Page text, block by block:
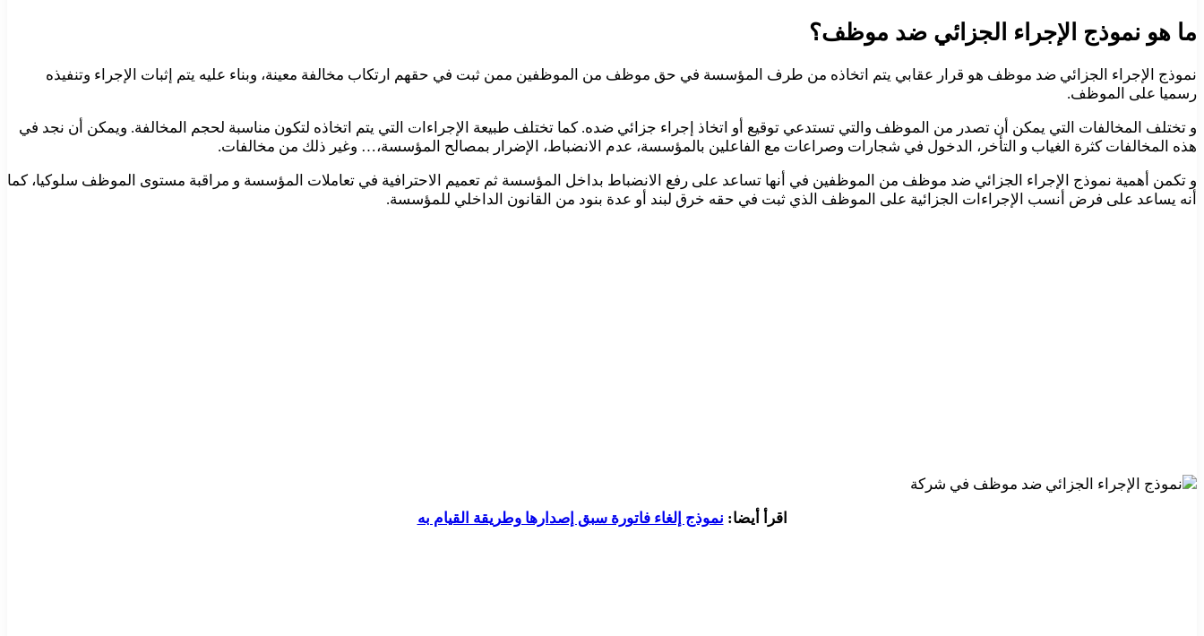
ما هو نموذج الإجراء الجزائي ضد موظف؟
نموذج الإجراء الجزائي ضد موظف هو قرار عقابي يتم اتخاذه من طرف المؤسسة في حق موظف من الموظفين ممن ثبت في حقهم ارتكاب مخالفة معينة، وبناء عليه يتم إثبات الإجراء وتنفيذه
رسميا على الموظف.
و تختلف المخالفات التي يمكن أن تصدر من الموظف والتي تستدعي توقيع أو اتخاذ إجراء جزائي ضده. كما تختلف طبيعة الإجراءات التي يتم اتخاذه لتكون مناسبة لحجم المخالفة. ويمكن أن نجد في
هذه المخالفات كثرة الغياب و التأخر، الدخول في شجارات وصراعات مع الفاعلين بالمؤسسة، عدم الانضباط، الإضرار بمصالح المؤسسة،… وغير ذلك من مخالفات.
و تكمن أهمية نموذج الإجراء الجزائي ضد موظف من الموظفين في أنها تساعد على رفع الانضباط بداخل المؤسسة ثم تعميم الاحترافية في تعاملات المؤسسة و مراقبة مستوى الموظف سلوكيا، كما
أنه يساعد على فرض أنسب الإجراءات الجزائية على الموظف الذي ثبت في حقه خرق لبند أو عدة بنود من القانون الداخلي للمؤسسة.
اقرأ أيضا: نموذج إلغاء فاتورة سبق إصدارها وطريقة القيام به